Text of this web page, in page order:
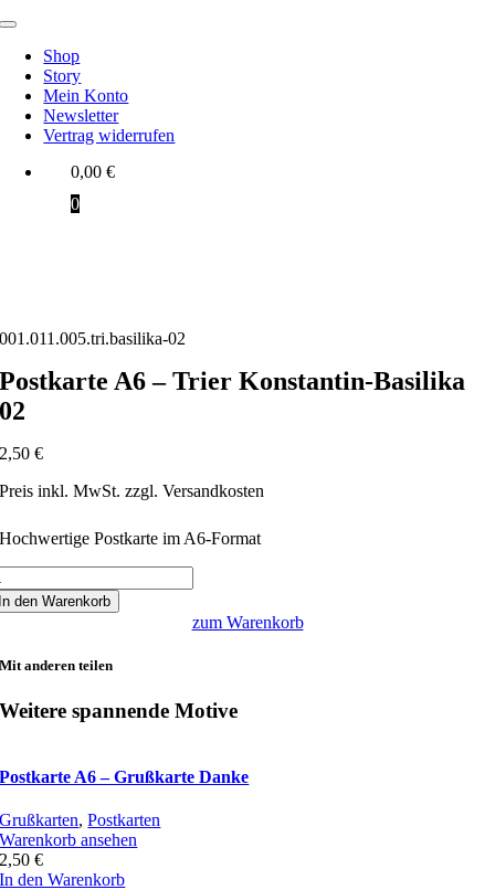
Zum
springen
Toggle
Navigation
Shop
Story
Mein Konto
Newsletter
Vertrag widerrufen
0,00€
0
001.011.005.tri.basilika-02
Postkarte A6 – Trier Konstantin-Basilika
02
2,50€
Preis inkl. MwSt. zzgl. Versandkosten
Hochwertige Postkarte im A6-Format
den Warenkorb
zum Warenkorb
Mit anderen teilen
Weitere spannende Motive
Postkarte A6 – Grußkarte Danke
Grußkarten,Postkarten
Warenkorb ansehen
2,50€
In den Warenkorb